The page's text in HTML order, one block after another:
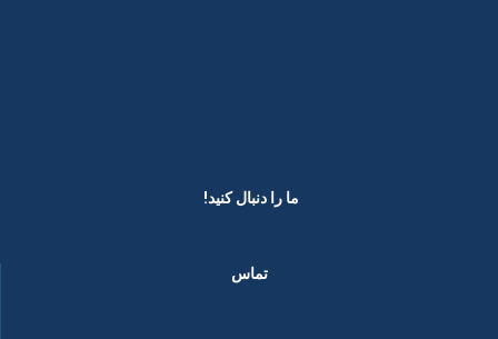
ما را دنبال کنید! ​
تماس